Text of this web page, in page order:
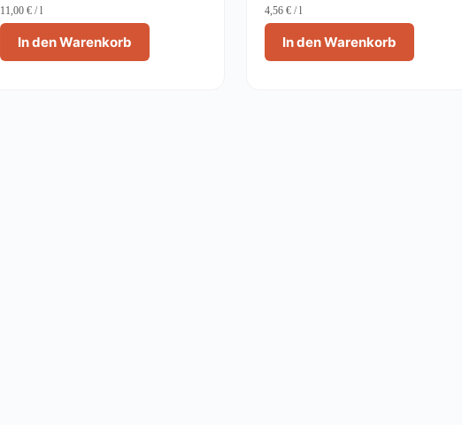
In den Warenkorb
11,00€ /l
In den Warenkorb
4,56 €/l